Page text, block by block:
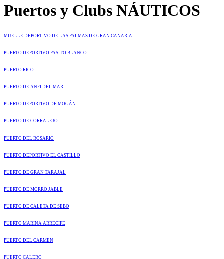
Puertos y Clubs NÁUTICOS
MUELLE DEPORTIVO DE LAS PALMAS DE GRAN CANARIA
PUERTO DEPORTIVO PASITO BLANCO
PUERTO RICO
PUERTO DE ANFI DEL MAR
PUERTO DEPORTIVO DE MOGÁN
PUERTO DE CORRALEJO
PUERTO DEL ROSARIO
PUERTO DEPORTIVO EL CASTILLO
PUERTO DE GRAN TARAJAL
PUERTO DE MORRO JABLE
PUERTO DE CALETA DE SEBO
PUERTO MARINA ARRECIFE
PUERTO DEL CARMEN
PUERTO CALERO